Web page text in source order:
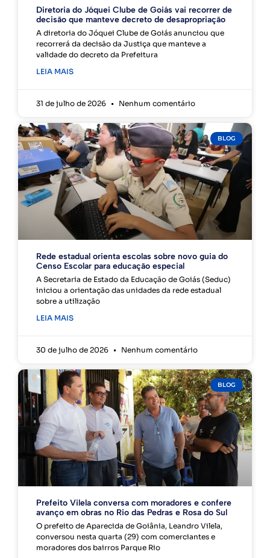
Diretoria do Jóquei Clube de Goiás vai recorrer de
decisão que manteve decreto de desapropriação
A diretoria do Jóquei Clube de Goiás anunciou que
recorrerá da decisão da Justiça que manteve a
validade do decreto da Prefeitura
LEIA MAIS
31 de julho de 2026 Nenhum comentário
BLOG
Rede estadual orienta escolas sobre novo guia do
Censo Escolar para educação especial
A Secretaria de Estado da Educação de Goiás (Seduc)
iniciou a orientação das unidades da rede estadual
sobre a utilização
LEIA MAIS
30 de julho de 2026 Nenhum comentário
BLOG
Prefeito Vilela conversa com moradores e confere
avanço em obras no Rio das Pedras e Rosa do Sul
O prefeito de Aparecida de Goiânia, Leandro Vilela,
conversou nesta quarta (29) com comerciantes e
moradores dos bairros Parque Rio